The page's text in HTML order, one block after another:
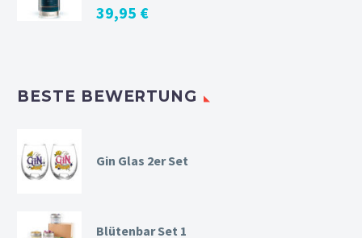
39,95 €
BESTE BEWERTUNG
Gin Glas 2er Set
Blütenbar Set 1